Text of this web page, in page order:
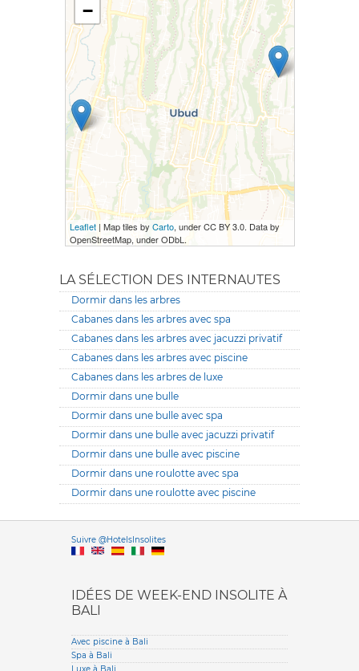
−
Leaflet| Map tiles by Carto, under CC BY 3.0. Data by
OpenStreetMap, under ODbL.
LA SÉLECTION DES INTERNAUTES
Dormir dans les arbres
Cabanes dans les arbres avec spa
Cabanes dans les arbres avec jacuzzi privatif
Cabanes dans les arbres avec piscine
Cabanes dans les arbres de luxe
Dormir dans une bulle
Dormir dans une bulle avec spa
Dormir dans une bulle avec jacuzzi privatif
Dormir dans une bulle avec piscine
Dormir dans une roulotte avec spa
Dormir dans une roulotte avec piscine
Suivre @HotelsInsolitesVersione
IDÉES DE WEEK-END INSOLITE À
BALI
Avec piscine à Bali
Spa à Bali